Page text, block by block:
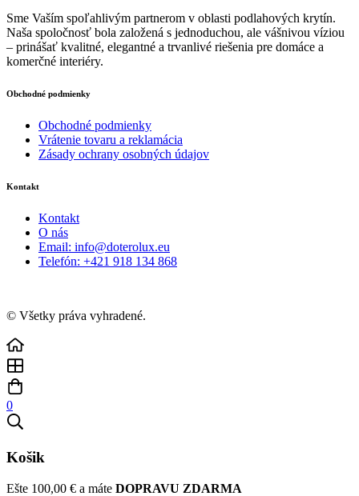
Sme Vaším spoľahlivým partnerom v oblasti podlahových krytín.
Naša spoločnosť bola založená s jednoduchou, ale vášnivou víziou
– prinášať kvalitné, elegantné a trvanlivé riešenia pre domáce a
komerčné interiéry.
Obchodné podmienky
Obchodné podmienky
Vrátenie tovaru a reklamácia
Zásady ochrany osobných údajov
Kontakt
Kontakt
O nás
Email: info@doterolux.eu
Telefón: +421 918 134 868
© Všetky práva vyhradené.
0
Košik
Ešte 100,00 € a máte DOPRAVU ZDARMA